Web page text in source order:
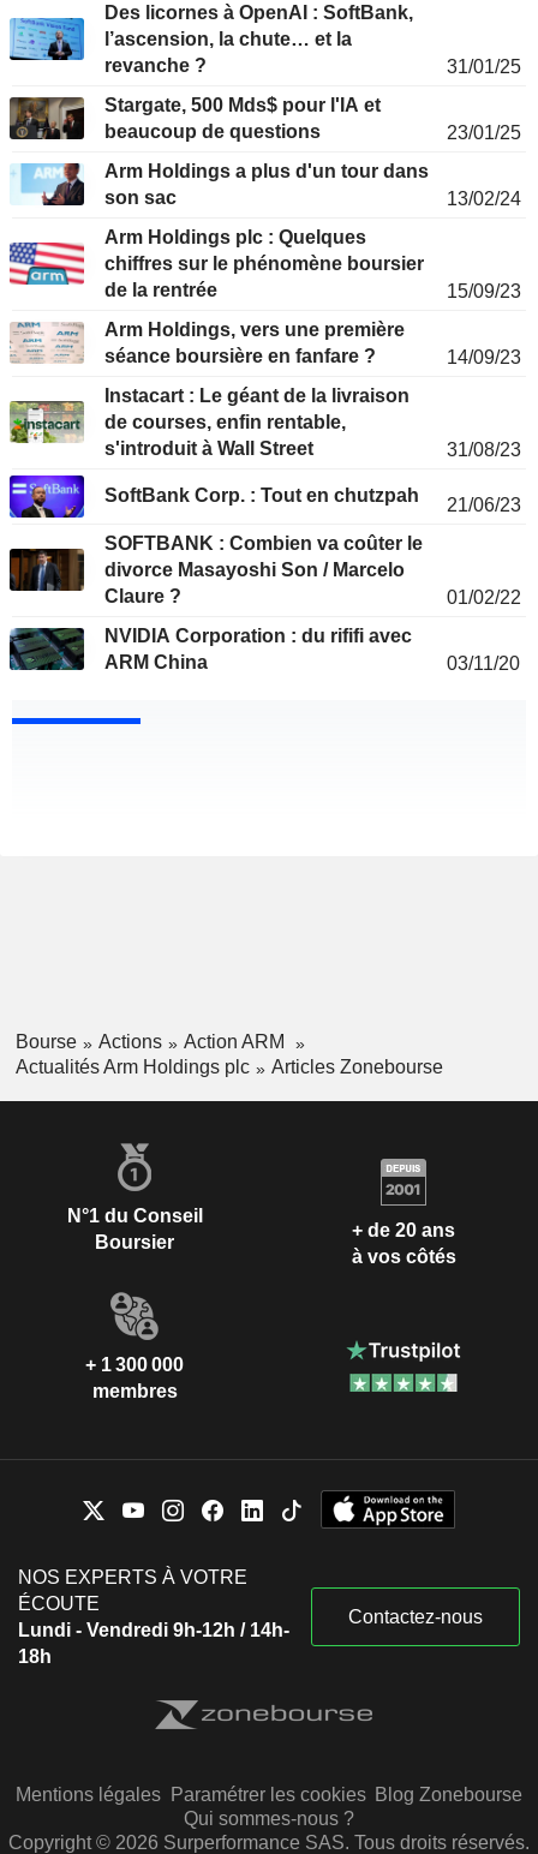
Des licornes à OpenAI : SoftBank,
l’ascension, la chute… et la
revanche ?
31/01/25
Stargate, 500 Mds$ pour l'IA et
beaucoup de questions
23/01/25
Arm Holdings a plus d'un tour dans
son sac
13/02/24
Arm Holdings plc : Quelques
chiffres sur le phénomène boursier
de la rentrée
15/09/23
Arm Holdings, vers une première
séance boursière en fanfare ?
14/09/23
Instacart : Le géant de la livraison
de courses, enfin rentable,
s'introduit à Wall Street
31/08/23
SoftBank Corp. : Tout en chutzpah
21/06/23
SOFTBANK : Combien va coûter le
divorce Masayoshi Son / Marcelo
Claure ?
01/02/22
NVIDIA Corporation : du rififi avec
ARM China
03/11/20
Bourse Actions
Action ARM
Actualités Arm Holdings plc
Articles Zonebourse
N°1 du Conseil
Boursier
+ de 20 ans
à vos côtés
+ 1 300 000
membres
NOS EXPERTS À VOTRE
ÉCOUTE
Lundi - Vendredi 9h-12h / 14h-
18h
Contactez-nous
Mentions légales Paramétrer les cookies Blog Zonebourse
Qui sommes-nous ?
Copyright © 2026 Surperformance SAS. Tous droits réservés.